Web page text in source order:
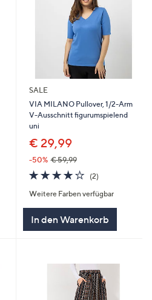
SALE
VIA MILANO Pullover, 1/2-Arm
V-Ausschnitt figurumspielend
uni
€ 29,99
-50% € 59,99
4.0
von
5
(2)
Weitere Farben verfügbar
In den Warenkorb